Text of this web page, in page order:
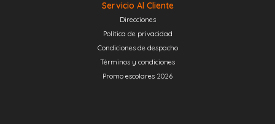
Servicio Al Cliente
Direcciones
Política de privacidad
Condiciones de despacho
Términos y condiciones
Promo escolares 2026